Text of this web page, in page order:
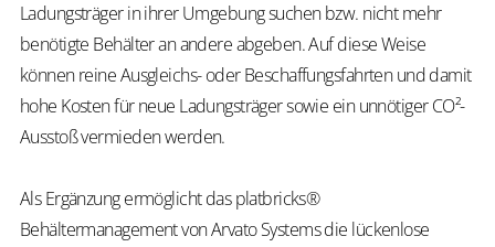
Ladungsträger in ihrer Umgebung suchen bzw. nicht mehr
benötigte Behälter an andere abgeben. Auf diese Weise
können reine Ausgleichs- oder Beschaffungsfahrten und damit
hohe Kosten für neue Ladungsträger sowie ein unnötiger CO²-
Ausstoß vermieden werden.
Als Ergänzung ermöglicht das platbricks®
Behältermanagement von Arvato Systems die lückenlose